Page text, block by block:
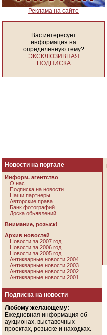
Реклама на сайте
Вас интересует
информация на
определенную тему?
ЭКСКЛЮЗИВНАЯ
ПОДПИСКА
Новости на портале
Информ. агентство
О нас
Подписка на новости
Наши партнеры
Авторские права
Банк фотографий
Доска обьявлений
Внимание, розыск!
Архив новостей
Новости за 2007 год
Новости за 2006 год
Новости за 2005 год
Антикварные новости 2004
Антикварные новости 2003
Антикварные новости 2002
Антикварные новости 2001
Подписка на новости
Любому желающему:
Ежедневная информация об
аукционах, выставочных
проектах, розыске и находках.